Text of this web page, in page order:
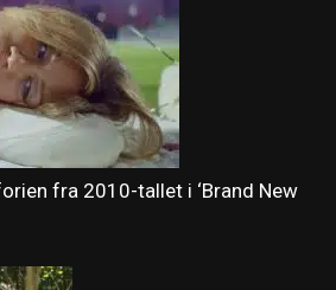
fra 2010-tallet i ‘Brand New